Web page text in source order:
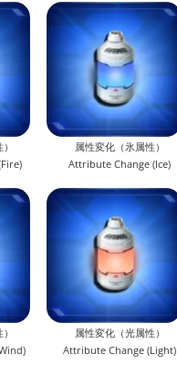
属性変化（氷属性）
Attribute Change (Ice)
属性変化（光属性）
Attribute Change (Light)